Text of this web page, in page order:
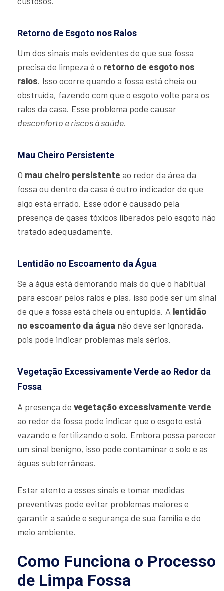
Retorno de Esgoto nos Ralos
Um dos sinais mais evidentes de que sua fossa
precisa de limpeza é o retorno de esgoto nos
ralos. Isso ocorre quando a fossa está cheia ou
obstruída, fazendo com que o esgoto volte para os
ralos da casa. Esse problema pode causar
desconforto e riscos à saúde.
Mau Cheiro Persistente
O mau cheiro persistente ao redor da área da
fossa ou dentro da casa é outro indicador de que
algo está errado. Esse odor é causado pela
presença de gases tóxicos liberados pelo esgoto não
tratado adequadamente.
Lentidão no Escoamento da Água
Se a água está demorando mais do que o habitual
para escoar pelos ralos e pias, isso pode ser um sinal
de que a fossa está cheia ou entupida. A lentidão
no escoamento da água não deve ser ignorada,
pois pode indicar problemas mais sérios.
Vegetação Excessivamente Verde ao Redor da
Fossa
A presença de vegetação excessivamente verde
ao redor da fossa pode indicar que o esgoto está
vazando e fertilizando o solo. Embora possa parecer
um sinal benigno, isso pode contaminar o solo e as
águas subterrâneas.
Estar atento a esses sinais e tomar medidas
preventivas pode evitar problemas maiores e
garantir a saúde e segurança de sua família e do
meio ambiente.
Como Funciona o Processo
de Limpa Fossa